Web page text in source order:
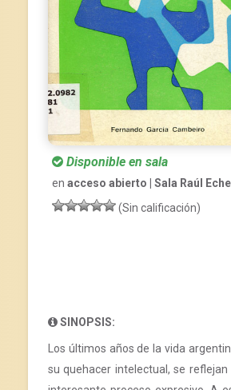
Disponible en sala
en acceso abierto | Sala Raúl
(Sin calificación)
SINOPSIS:
Los últimos años de la vida
su quehacer intelectual, se